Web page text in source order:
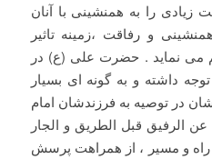
زیادی را به همنشینی با آنان
و رفاقت ،زمینه تاثیر
می نماید . حضرت علی (ع) در
داشته و به گونه ای بسیار
در توصیه به فرزندشان امام
الرفیق قبل الطریق و الجار
راه و مسیر ، از همراهت پرسش